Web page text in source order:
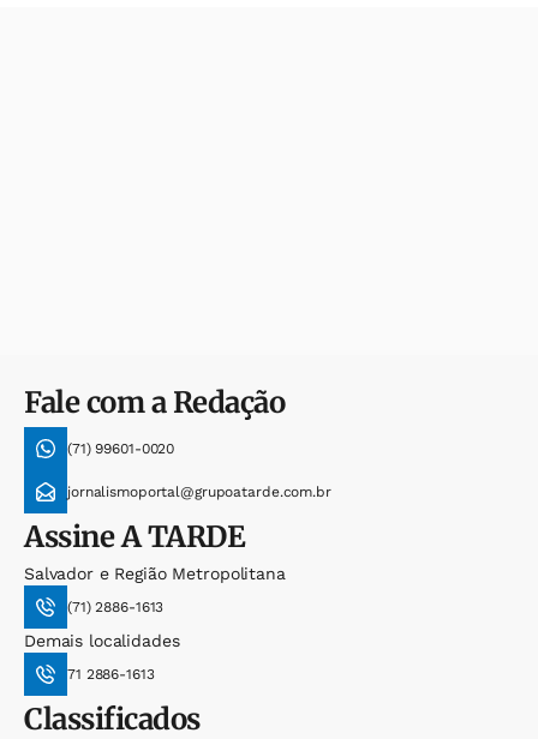
Fale com a Redação
(71) 99601-0020
jornalismoportal@grupoatarde.com.br
AssineA TARDE
Salvador e Região Metropolitana
(71) 2886-1613
Demais localidades
71 2886-1613
Classificados